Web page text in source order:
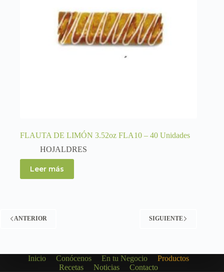
FLAUTA DE LIMÓN 3.52oz FLA10 – 40 Unidades
HOJALDRES
Leer más
ANTERIOR SIGUIENTE
Inicio Conócenos En tu Negocio
Productos
Recetas
Noticias Contacto